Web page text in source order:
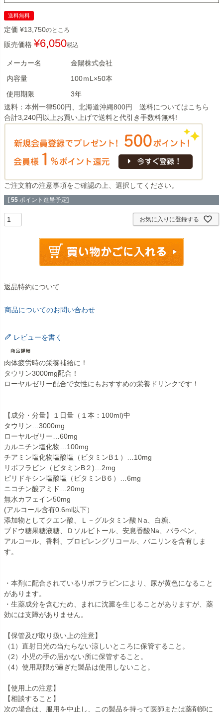
送料無料
定価 ¥13,750のところ
販売価格 ¥6,050税込
メーカー名
金陽株式会社
内容量
100ｍL×50本
使用期限
3年
送料：本州一律500円、北海道沖縄800円 送料についてはこちら
合計3,240円以上お買い上げで送料と代引き手数料無料!
ご注文前の注意事項をご確認の上、選択してください。
[ 55 ポイント進呈予定]
お気に入りに登録する
返品特約について
商品についてのお問い合わせ
レビューを書く
肉体疲労時の栄養補給に！
タウリン3000mg配合！
ローヤルゼリー配合で女性にもおすすめの栄養ドリンクです！
【成分・分量】１日量（１本：100ml)中
タウリン…3000mg
ローヤルゼリー…60mg
カルニチン塩化物…100mg
チアミン塩化物塩酸塩（ビタミンB１）…10mg
リボフラビン（ビタミンB２)…2mg
ピリドキシン塩酸塩（ビタミンB６）…6mg
ニコチン酸アミド…20mg
無水カフェイン50mg
(アルコール含有0.6ml以下）
添加物としてクエン酸、Ｌ－グルタミン酸Ｎa、白糖、
ブドウ糖果糖液糖、Ｄソルビトール、安息香酸Na、パラベン、
アルコール、香料、プロピレングリコール、バニリンを含有しま
す。
・本剤に配合されているリボフラビンにより、尿が黄色になること
があります。
・生薬成分を含むため、まれに沈澱を生じることがありますが、薬
効には支障がありません。
【保管及び取り扱い上の注意】
（1）直射日光の当たらない涼しいところに保管すること。
（2）小児の手の届かない所に保管すること。
（4）使用期限が過ぎた製品は使用しないこと。
【使用上の注意】
【相談すること】
次の場合は、服用を中止し、この製品を持って医師または薬剤師に